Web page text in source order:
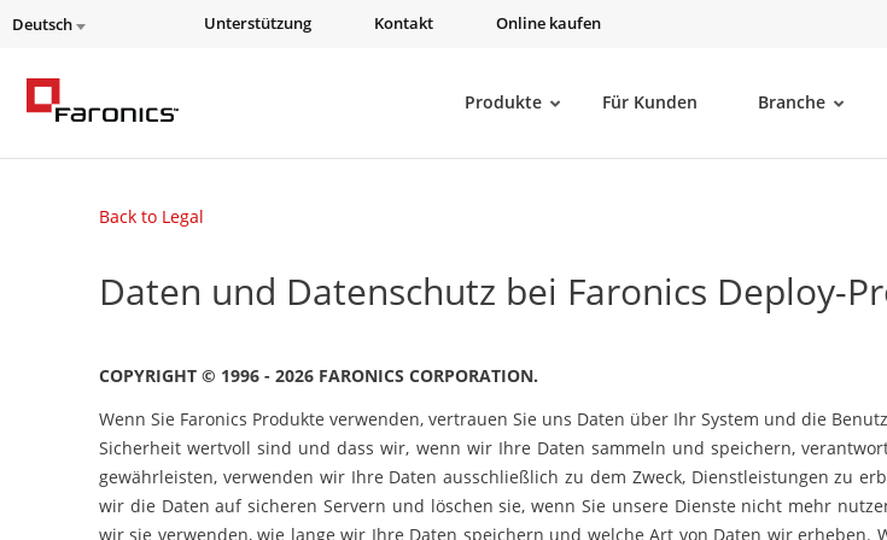
Deutsch Unterstützung Kontakt Online kaufen
Produkte Für Kunden Branche
Back to Legal
Daten und Datenschutz bei Faronics Deploy-
COPYRIGHT © 1996 - 2026 FARONICS CORPORATION.
Wenn Sie Faronics Produkte verwenden, vertrauen Sie uns Daten über Ihr System und die
Sicherheit wertvoll sind und dass wir, wenn wir Ihre Daten sammeln und speichern,
gewährleisten, verwenden wir Ihre Daten ausschließlich zu dem Zweck, Dienstleistungen zu
wir die Daten auf sicheren Servern und löschen sie, wenn Sie unsere Dienste nicht mehr
wir sie verwenden, wie lange wir Ihre Daten speichern und welche Art von Daten wir